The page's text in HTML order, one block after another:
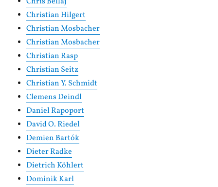
Christian Hilgert
Christian Mosbacher
Christian Mosbacher
Christian Rasp
Christian Seitz
Christian Y. Schmidt
Clemens Deindl
Daniel Rapoport
David O. Riedel
Demien Bartók
Dieter Radke
Dietrich Köhlert
Dominik Karl